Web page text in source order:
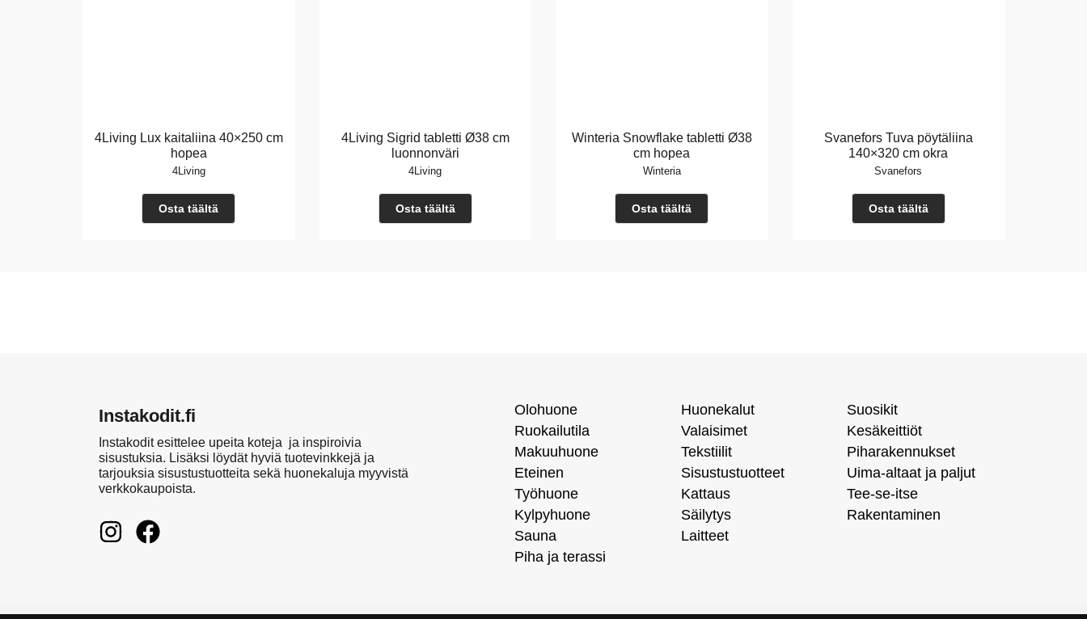
4Living Lux kaitaliina 40×250 cm
hopea
4Living
Osta täältä
4Living Sigrid tabletti Ø38 cm
luonnonväri
4Living
Osta täältä
Winteria Snowflake tabletti Ø38
cm hopea
Winteria
Osta täältä
Svanefors Tuva pöytäliina
140×320 cm okra
Svanefors
Osta täältä
Instakodit.fi
Instakodit esittelee upeita koteja ja inspiroivia
sisustuksia. Lisäksi löydät hyviä tuotevinkkejä ja
tarjouksia sisustustuotteita sekä huonekaluja myyvistä
verkkokaupoista.
Olohuone
Ruokailutila
Makuuhuone
Eteinen
Työhuone
Kylpyhuone
Sauna
Piha ja terassi
Huonekalut
Valaisimet
Tekstiilit
Sisustustuotteet
Kattaus
Säilytys
Laitteet
Suosikit
Kesäkeittiöt
Piharakennukset
Uima-altaat ja paljut
Tee-se-itse
Rakentaminen